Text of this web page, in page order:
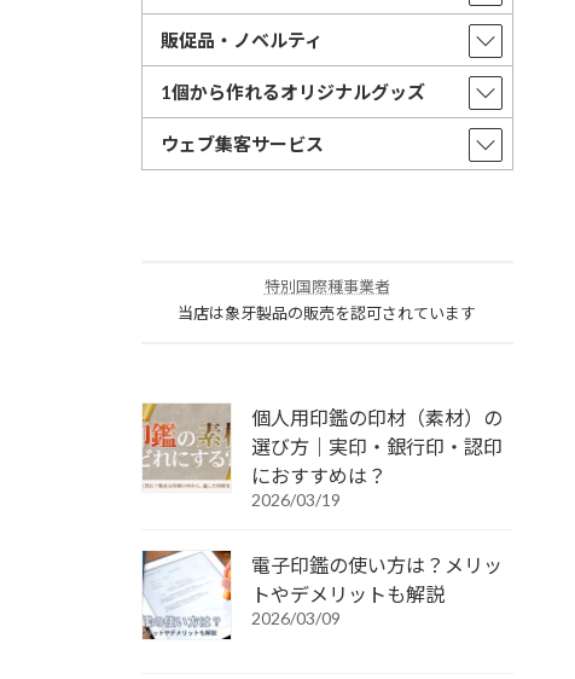
販促品・ノベルティ
1個から作れるオリジナルグッズ
ウェブ集客サービス
特別国際種事業者
当店は象牙製品の販売を認可されています
個人用印鑑の印材（素材）の
選び方｜実印・銀行印・認印
におすすめは？
2026/03/19
電子印鑑の使い方は？メリッ
トやデメリットも解説
2026/03/09